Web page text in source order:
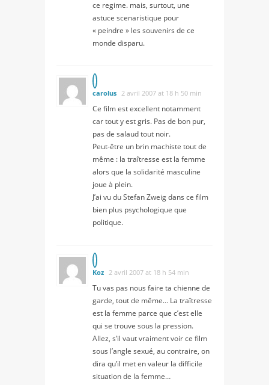
ce regime. mais, surtout, une
astuce scenaristique pour
« peindre » les souvenirs de ce
monde disparu.
carolus 2 avril 2007 at 18 h 50 min
Ce film est excellent notamment
car tout y est gris. Pas de bon pur,
pas de salaud tout noir.
Peut-être un brin machiste tout de
même : la traîtresse est la femme
alors que la solidarité masculine
joue à plein.
J’ai vu du Stefan Zweig dans ce film
bien plus psychologique que
politique.
Koz 2 avril 2007 at 18 h 54 min
Tu vas pas nous faire ta chienne de
garde, tout de même… La traîtresse
est la femme parce que c’est elle
qui se trouve sous la pression.
Allez, s’il vaut vraiment voir ce film
sous l’angle sexué, au contraire, on
dira qu’il met en valeur la difficile
situation de la femme…